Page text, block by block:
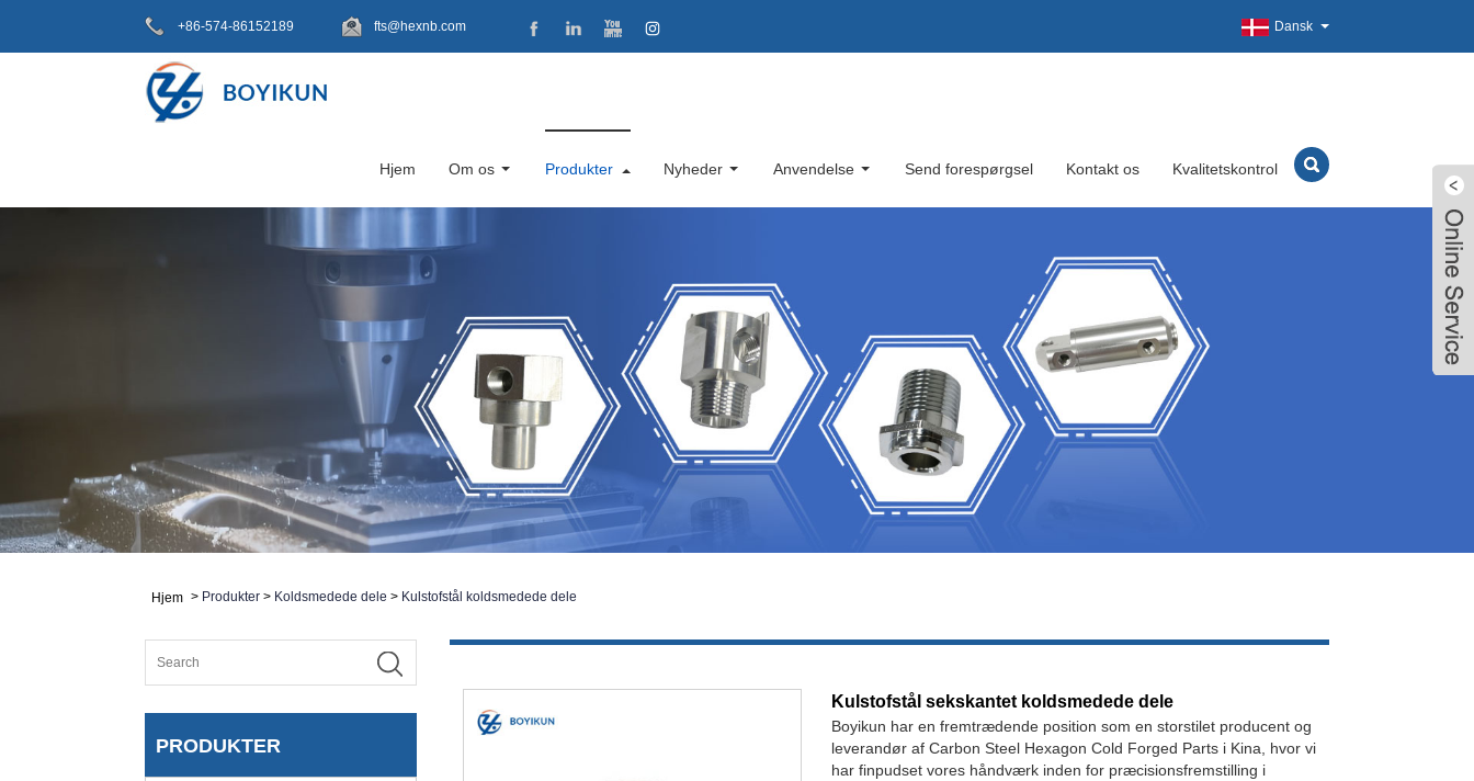
+86-574-86152189 fts@hexnb.com Dansk
Hjem Om os Produkter Nyheder Anvendelse Send forespørgsel Kontakt os Kvalitetskontrol
Hjem > Produkter > Koldsmedede dele > Kulstofstål koldsmedede dele
PRODUKTER
Kulstofstål sekskantet koldsmedede dele
Boyikun har en fremtrædende position som en storstilet producent og
leverandør af Carbon Steel Hexagon Cold Forged Parts i Kina, hvor vi
har finpudset vores håndværk inden for præcisionsfremstilling i